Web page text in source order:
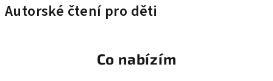
Autorské čtení pro děti
Co nabízím